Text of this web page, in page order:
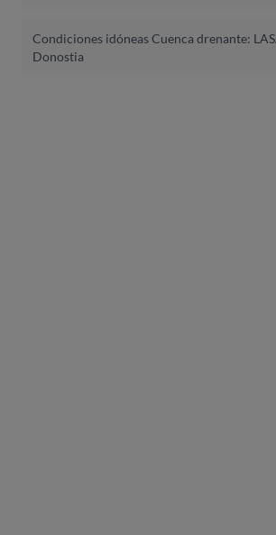
Condiciones idóneas Cuenca drenante:
Donostia